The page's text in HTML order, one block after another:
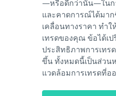
—หรือดีกว่านั้น—ในก
และคาดการณ์ได้มา
เคลื่อนทางราคา ทำ
เทรดของคุณ ข้อได้เ
ประสิทธิภาพการเทร
ขึ้น ทั้งหมดนี้เป็นส่วน
แวดล้อมการเทรดที่